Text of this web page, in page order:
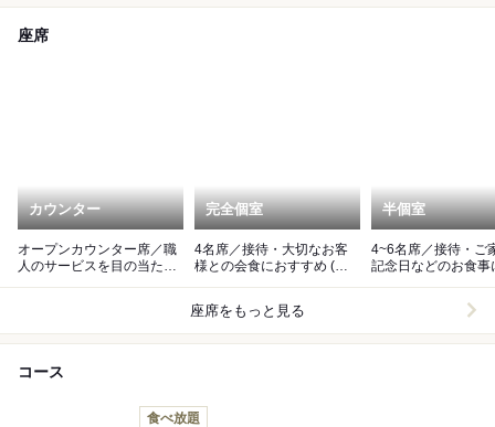
座席
カウンター
オープンカウンター席／職
人のサービスを目の当たり
完全個室
4名席／接待・大切なお客
様との会食におすすめ (個
半個室
4~6名席／接待・ご
記念日などのお食事に
座席をもっと見る
コース
食べ放題